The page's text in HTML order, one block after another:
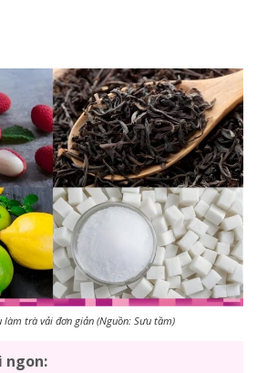
làm trà vải đơn giản (Nguồn: Sưu tầm)
ngon: